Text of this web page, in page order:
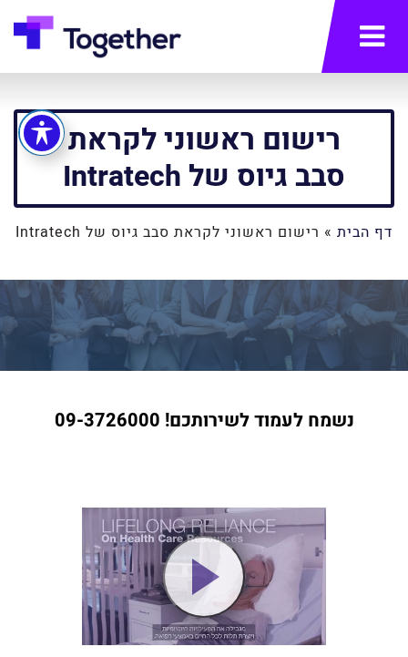
תפריט
רישום ראשוני לקראת
סבב גיוס של Intratech
דף הבית » רישום ראשוני לקראת סבב גיוס של Intratech
נשמח לעמוד לשירותכם! 09-3726000